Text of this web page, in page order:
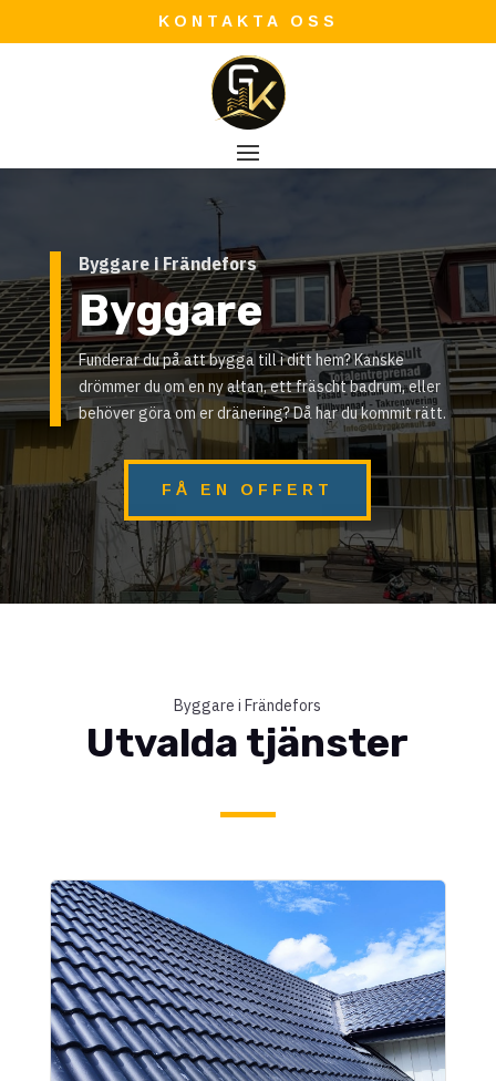
KONTAKTA OSS
Byggare i Frändefors
Byggare
Funderar du på att bygga till i ditt hem? Kanske
drömmer du om en ny altan, ett fräscht badrum, eller
behöver göra om er dränering? Då har du kommit rätt.
FÅ EN OFFERT
Byggare i Frändefors
Utvalda tjänster